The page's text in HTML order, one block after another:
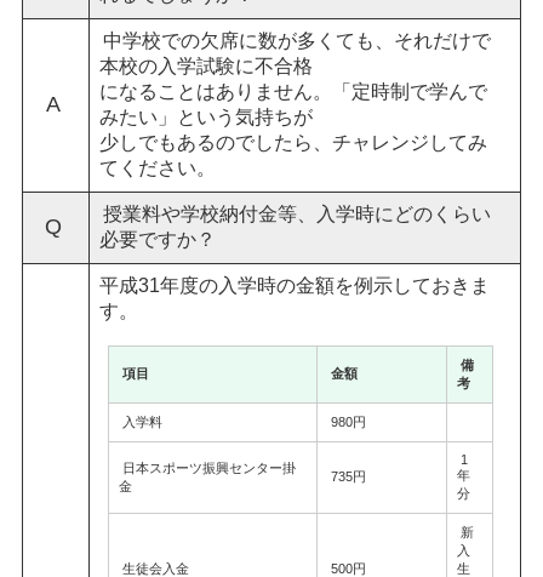
A
中学校での欠席に数が多くても、それだけで
本校の入学試験に不合格
になることはありません。「定時制で学んで
みたい」という気持ちが
少しでもあるのでしたら、チャレンジしてみ
てください。
Q
授業料や学校納付金等、入学時にどのくらい
必要ですか？
平成31年度の入学時の金額を例示しておきま
す。
項目 金額
備
考
入学料 980円
日本スポーツ振興センター掛
金
735円
1
年
分
生徒会入金 500円
新
入
生